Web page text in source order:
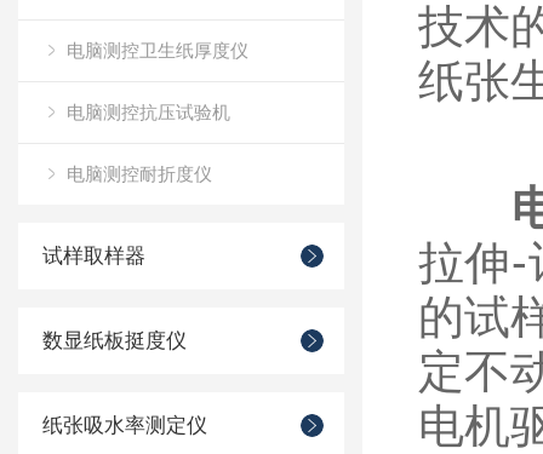
电脑测控卫生纸厚度仪
电脑测控抗压试验机
电脑测控耐折度仪
试样取样器
数显纸板挺度仪
纸张吸水率测定仪
技术
纸张
拉伸-
的试
定不
电机